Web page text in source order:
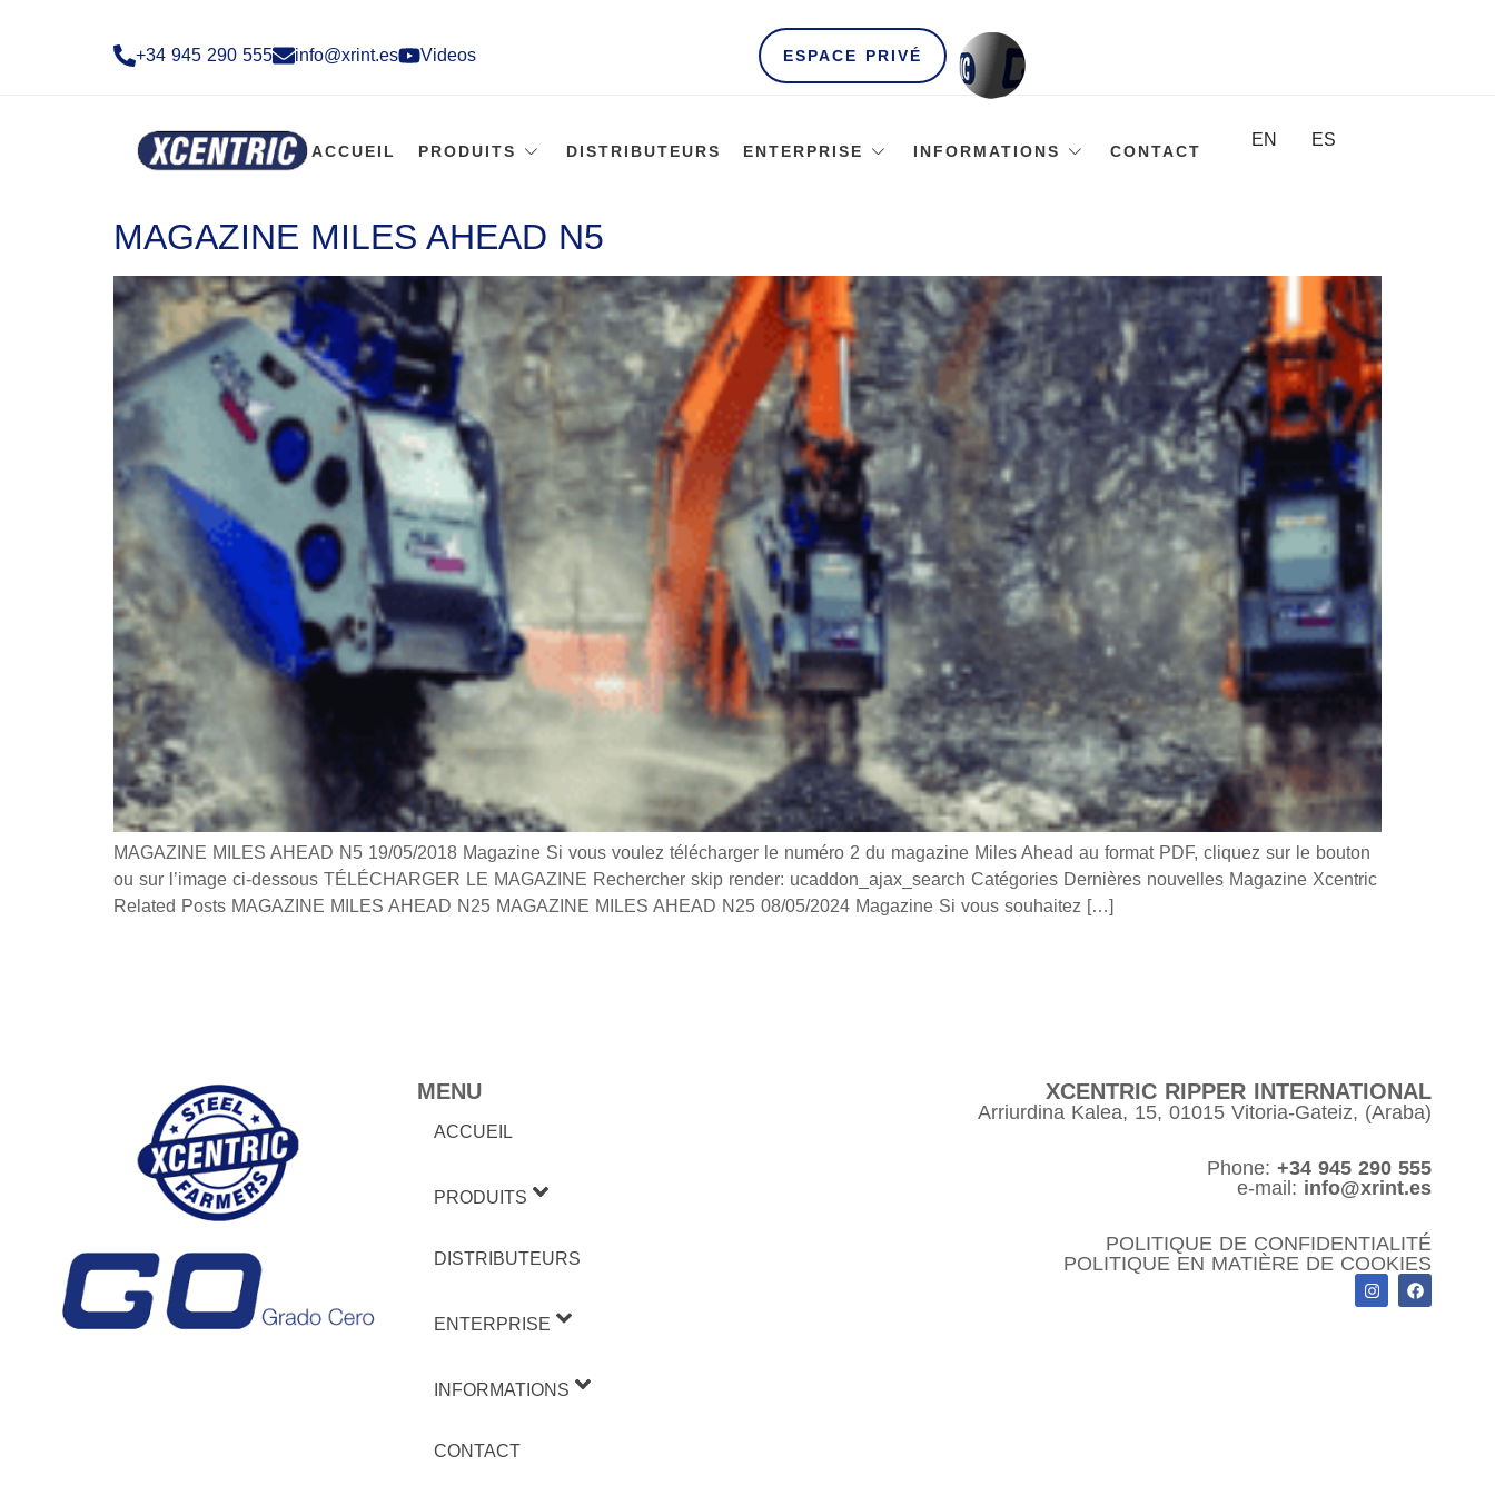
+34 945 290 555​ info@xrint.es Videos ESPACE PRIVÉ
ACCUEIL PRODUITS DISTRIBUTEURS ENTERPRISE INFORMATIONS CONTACT
EN ES
MAGAZINE MILES AHEAD N5
MAGAZINE MILES AHEAD N5 19/05/2018 Magazine Si vous voulez télécharger le numéro 2 du magazine Miles Ahead au format PDF, cliquez sur le bouton
ou sur l’image ci-dessous TÉLÉCHARGER LE MAGAZINE Rechercher skip render: ucaddon_ajax_search Catégories Dernières nouvelles Magazine Xcentric
Related Posts MAGAZINE MILES AHEAD N25 MAGAZINE MILES AHEAD N25 08/05/2024 Magazine Si vous souhaitez […]
MENU
ACCUEIL
PRODUITS
DISTRIBUTEURS
ENTERPRISE
INFORMATIONS
CONTACT
XCENTRIC RIPPER INTERNATIONAL
Arriurdina Kalea, 15, 01015 Vitoria-Gateiz, (Araba)
Phone: +34 945 290 555
e-mail: info@xrint.es
POLITIQUE DE CONFIDENTIALITÉ
POLITIQUE EN MATIÈRE DE COOKIES